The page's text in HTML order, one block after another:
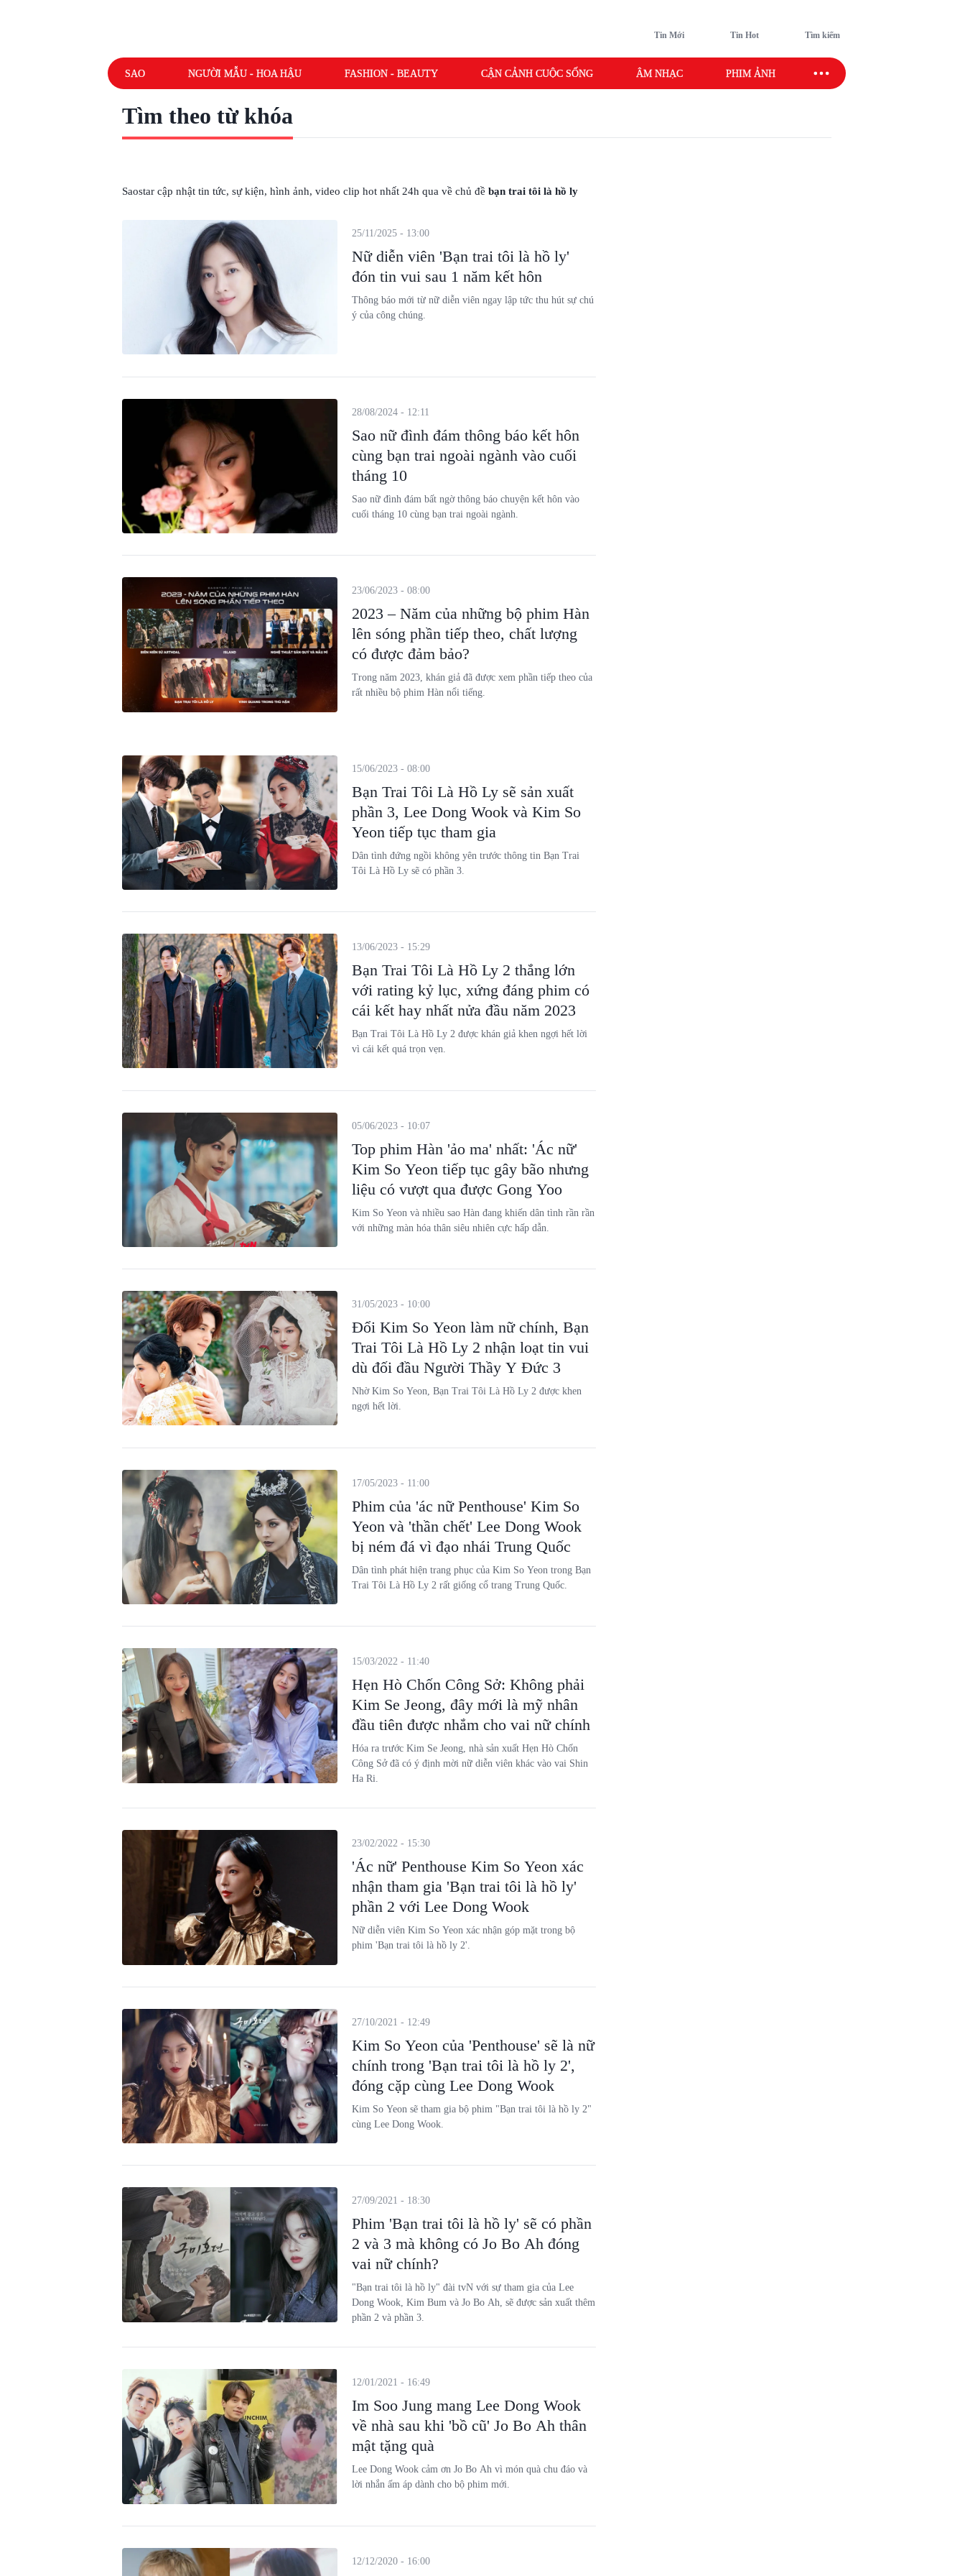
Tin Mới Tin Hot Tìm kiếm
SAO NGƯỜI MẪU - HOA HẬU FASHION - BEAUTY CẬN CẢNH CUỘC SỐNG ÂM NHẠC PHIM ẢNH SAO SPORT
Tìm theo từ khóa
Saostar cập nhật tin tức, sự kiện, hình ảnh, video clip hot nhất 24h qua về chủ đề bạn trai tôi là hồ ly
Nữ diễn viên 'Bạn trai tôi là hồ ly'
đón tin vui sau 1 năm kết hôn
25/11/2025 - 13:00
Thông báo mới từ nữ diễn viên ngay lập tức thu hút sự chú
ý của công chúng.
Sao nữ đình đám thông báo kết hôn
cùng bạn trai ngoài ngành vào cuối
tháng 10
28/08/2024 - 12:11
Sao nữ đình đám bất ngờ thông báo chuyện kết hôn vào
cuối tháng 10 cùng bạn trai ngoài ngành.
2023 – Năm của những bộ phim Hàn
lên sóng phần tiếp theo, chất lượng
có được đảm bảo?
23/06/2023 - 08:00
Trong năm 2023, khán giả đã được xem phần tiếp theo của
rất nhiều bộ phim Hàn nổi tiếng.
Bạn Trai Tôi Là Hồ Ly sẽ sản xuất
phần 3, Lee Dong Wook và Kim So
Yeon tiếp tục tham gia
15/06/2023 - 08:00
Dân tình đứng ngồi không yên trước thông tin Bạn Trai
Tôi Là Hồ Ly sẽ có phần 3.
Bạn Trai Tôi Là Hồ Ly 2 thắng lớn
với rating kỷ lục, xứng đáng phim có
cái kết hay nhất nửa đầu năm 2023
13/06/2023 - 15:29
Bạn Trai Tôi Là Hồ Ly 2 được khán giả khen ngợi hết lời
vì cái kết quá trọn vẹn.
Top phim Hàn 'ảo ma' nhất: 'Ác nữ'
Kim So Yeon tiếp tục gây bão nhưng
liệu có vượt qua được Gong Yoo
05/06/2023 - 10:07
Kim So Yeon và nhiều sao Hàn đang khiến dân tình rần rần
với những màn hóa thân siêu nhiên cực hấp dẫn.
Đổi Kim So Yeon làm nữ chính, Bạn
Trai Tôi Là Hồ Ly 2 nhận loạt tin vui
dù đối đầu Người Thầy Y Đức 3
31/05/2023 - 10:00
Nhờ Kim So Yeon, Bạn Trai Tôi Là Hồ Ly 2 được khen
ngợi hết lời.
Phim của 'ác nữ Penthouse' Kim So
Yeon và 'thần chết' Lee Dong Wook
bị ném đá vì đạo nhái Trung Quốc
17/05/2023 - 11:00
Dân tình phát hiện trang phục của Kim So Yeon trong Bạn
Trai Tôi Là Hồ Ly 2 rất giống cổ trang Trung Quốc.
Hẹn Hò Chốn Công Sở: Không phải
Kim Se Jeong, đây mới là mỹ nhân
đầu tiên được nhắm cho vai nữ chính
15/03/2022 - 11:40
Hóa ra trước Kim Se Jeong, nhà sản xuất Hẹn Hò Chốn
Công Sở đã có ý định mời nữ diễn viên khác vào vai Shin
Ha Ri.
'Ác nữ' Penthouse Kim So Yeon xác
nhận tham gia 'Bạn trai tôi là hồ ly'
phần 2 với Lee Dong Wook
23/02/2022 - 15:30
Nữ diễn viên Kim So Yeon xác nhận góp mặt trong bộ
phim 'Bạn trai tôi là hồ ly 2'.
Kim So Yeon của 'Penthouse' sẽ là nữ
chính trong 'Bạn trai tôi là hồ ly 2',
đóng cặp cùng Lee Dong Wook
27/10/2021 - 12:49
Kim So Yeon sẽ tham gia bộ phim "Bạn trai tôi là hồ ly 2"
cùng Lee Dong Wook.
Phim 'Bạn trai tôi là hồ ly' sẽ có phần
2 và 3 mà không có Jo Bo Ah đóng
vai nữ chính?
27/09/2021 - 18:30
"Bạn trai tôi là hồ ly" đài tvN với sự tham gia của Lee
Dong Wook, Kim Bum và Jo Bo Ah, sẽ được sản xuất thêm
phần 2 và phần 3.
Im Soo Jung mang Lee Dong Wook
về nhà sau khi 'bồ cũ' Jo Bo Ah thân
mật tặng quà
12/01/2021 - 16:49
Lee Dong Wook cảm ơn Jo Bo Ah vì món quà chu đáo và
lời nhắn ấm áp dành cho bộ phim mới.
12/12/2020 - 16:00